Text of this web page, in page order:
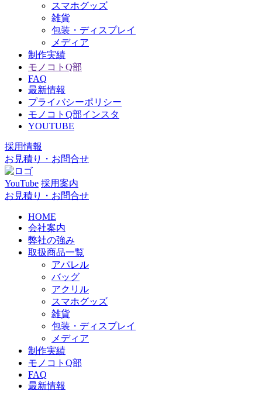
スマホグッズ
雑貨
包装・ディスプレイ
メディア
制作実績
モノコトQ部
FAQ
最新情報
プライバシーポリシー
モノコトQ部インスタ
YOUTUBE
採用情報
お見積り・お問合せ
YouTube 採用案内
お見積り・お問合せ
HOME
会社案内
弊社の強み
取扱商品一覧
アパレル
バッグ
アクリル
スマホグッズ
雑貨
包装・ディスプレイ
メディア
制作実績
モノコトQ部
FAQ
最新情報